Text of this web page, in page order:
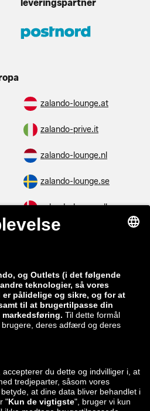
leveringspartner
zalando-lounge.at
zalando-prive.it
zalando-lounge.nl
zalando-lounge.se
zalando-lounge.dk
zalando-lounge.pl
zalando-lounge.sk
zalando-lounge.hr
zalando-lounge.no